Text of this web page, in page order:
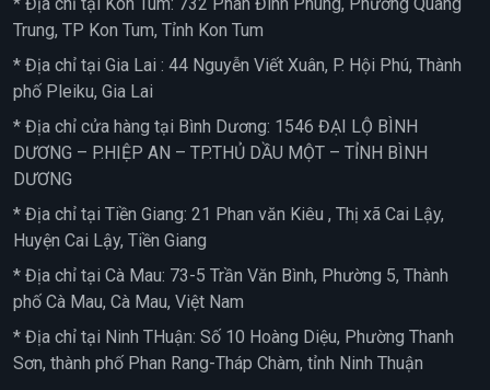
Trung, TP Kon Tum, Tỉnh Kon Tum
* Địa chỉ tại Gia Lai : 44 Nguyễn Viết Xuân, P. Hội Phú, Thành
phố Pleiku, Gia Lai
* Địa chỉ cửa hàng tại Bình Dương: 1546 ĐẠI LỘ BÌNH
DƯƠNG – P.HIỆP AN – TP.THỦ DẦU MỘT – TỈNH BÌNH
DƯƠNG
* Địa chỉ tại Tiền Giang: 21 Phan văn Kiêu , Thị xã Cai Lậy,
Huyện Cai Lậy, Tiền Giang
* Địa chỉ tại Cà Mau: 73-5 Trần Văn Bình, Phường 5, Thành
phố Cà Mau, Cà Mau, Việt Nam
* Địa chỉ tại Ninh THuận: Số 10 Hoàng Diệu, Phường Thanh
Sơn, thành phố Phan Rang-Tháp Chàm, tỉnh Ninh Thuận